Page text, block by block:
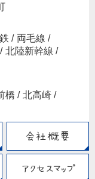
/ 両毛線 /
/ 北陸新幹線 /
橋 / 北高崎 /